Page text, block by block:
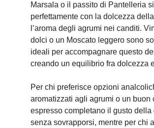
Marsala o il passito di Pantelleria
perfettamente con la dolcezza
l’aroma degli agrumi nei canditi.
dolci o un Moscato leggero sono
ideali per accompagnare questo
creando un equilibrio fra dolcezza
Per chi preferisce opzioni
aromatizzati agli agrumi o un buon
espresso completano il gusto della
senza sovrapporsi, mentre per chi